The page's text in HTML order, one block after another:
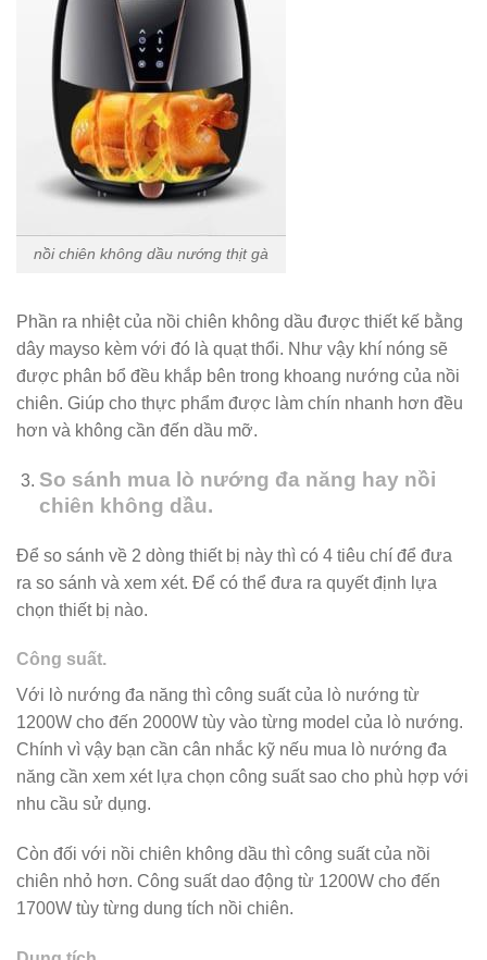
nồi chiên không dầu nướng thịt gà
Phần ra nhiệt của nồi chiên không dầu được thiết kế bằng
dây mayso kèm với đó là quạt thổi. Như vậy khí nóng sẽ
được phân bổ đều khắp bên trong khoang nướng của nồi
chiên. Giúp cho thực phẩm được làm chín nhanh hơn đều
hơn và không cần đến dầu mỡ.
So sánh mua lò nướng đa năng hay nồi
chiên không dầu.
Để so sánh về 2 dòng thiết bị này thì có 4 tiêu chí để đưa
ra so sánh và xem xét. Để có thể đưa ra quyết định lựa
chọn thiết bị nào.
Công suất.
Với lò nướng đa năng thì công suất của lò nướng từ
1200W cho đến 2000W tùy vào từng model của lò nướng.
Chính vì vậy bạn cần cân nhắc kỹ nếu mua lò nướng đa
năng cần xem xét lựa chọn công suất sao cho phù hợp với
nhu cầu sử dụng.
Còn đối với nồi chiên không dầu thì công suất của nồi
chiên nhỏ hơn. Công suất dao động từ 1200W cho đến
1700W tùy từng dung tích nồi chiên.